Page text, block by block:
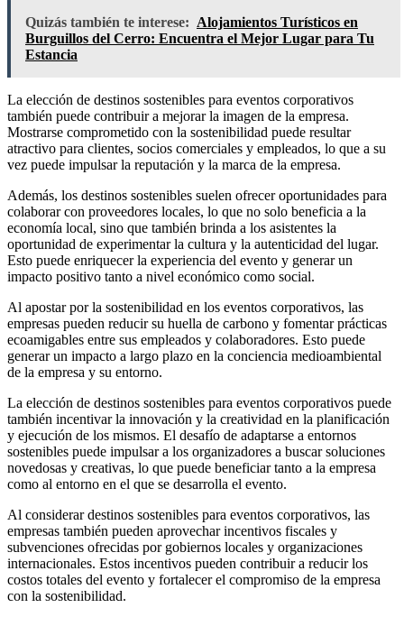
Quizás también te interese: Alojamientos Turísticos en
Burguillos del Cerro: Encuentra el Mejor Lugar para Tu
Estancia
La elección de destinos sostenibles para eventos corporativos
también puede contribuir a mejorar la imagen de la empresa.
Mostrarse comprometido con la sostenibilidad puede resultar
atractivo para clientes, socios comerciales y empleados, lo que a su
vez puede impulsar la reputación y la marca de la empresa.
Además, los destinos sostenibles suelen ofrecer oportunidades para
colaborar con proveedores locales, lo que no solo beneficia a la
economía local, sino que también brinda a los asistentes la
oportunidad de experimentar la cultura y la autenticidad del lugar.
Esto puede enriquecer la experiencia del evento y generar un
impacto positivo tanto a nivel económico como social.
Al apostar por la sostenibilidad en los eventos corporativos, las
empresas pueden reducir su huella de carbono y fomentar prácticas
ecoamigables entre sus empleados y colaboradores. Esto puede
generar un impacto a largo plazo en la conciencia medioambiental
de la empresa y su entorno.
La elección de destinos sostenibles para eventos corporativos puede
también incentivar la innovación y la creatividad en la planificación
y ejecución de los mismos. El desafío de adaptarse a entornos
sostenibles puede impulsar a los organizadores a buscar soluciones
novedosas y creativas, lo que puede beneficiar tanto a la empresa
como al entorno en el que se desarrolla el evento.
Al considerar destinos sostenibles para eventos corporativos, las
empresas también pueden aprovechar incentivos fiscales y
subvenciones ofrecidas por gobiernos locales y organizaciones
internacionales. Estos incentivos pueden contribuir a reducir los
costos totales del evento y fortalecer el compromiso de la empresa
con la sostenibilidad.